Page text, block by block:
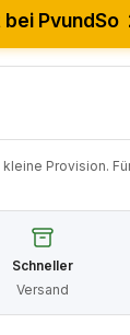
PvundSo
Provision.
Schneller
Versand